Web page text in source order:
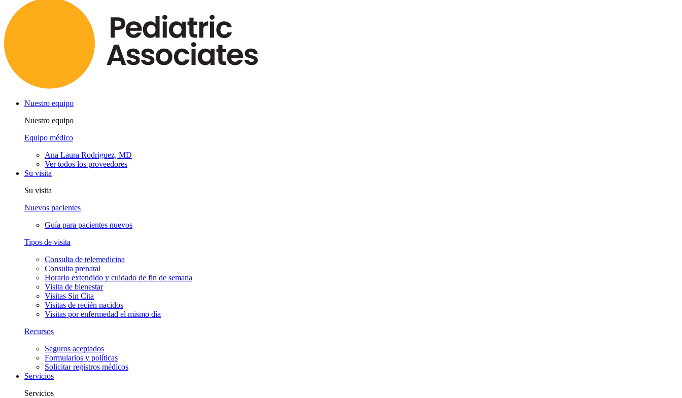
Nuestro equipo
Nuestro equipo
Equipo médico
Ana Laura Rodriguez, MD
Ver todos los proveedores
Su visita
Su visita
Nuevos pacientes
Guía para pacientes nuevos
Tipos de visita
Consulta de telemedicina
Consulta prenatal
Horario extendido y cuidado de fin de semana
Visita de bienestar
Visitas Sin Cita
Visitas de recién nacidos
Visitas por enfermedad el mismo día
Recursos
Seguros aceptados
Formularios y políticas
Solicitar registros médicos
Servicios
Servicios